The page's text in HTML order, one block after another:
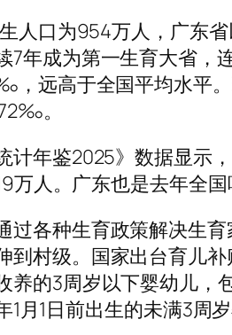
口为954万人，广东省
7年成为第一生育大省，
，远高于全国平均水平
。
年鉴2025》数据显示，
万人。广东也是去年全
种生育政策解决生育
到村级。国家出台育儿
养的3周岁以下婴幼儿
1月1日前出生的未满3周